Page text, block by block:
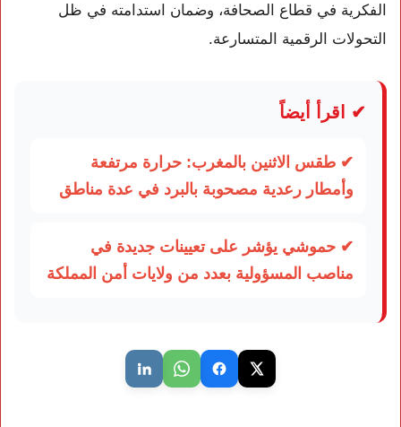
الفكرية في قطاع الصحافة، وضمان استدامته في ظل
التحولات الرقمية المتسارعة.
✔ اقرأ أيضاً
✔ طقس الاثنين بالمغرب: حرارة مرتفعة
وأمطار رعدية مصحوبة بالبرد في عدة مناطق
✔ حموشي يؤشر على تعيينات جديدة في
مناصب المسؤولية بعدد من ولايات أمن المملكة